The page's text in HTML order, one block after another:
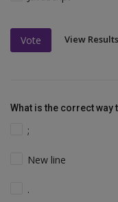
Vote View Results
What is the correct way
;
New line
.